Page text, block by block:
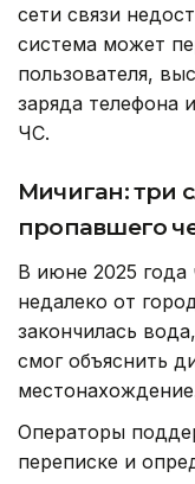
сети связи
система может
пользователя,
заряда телефона
ЧС.
Мичиган: три
пропавшего
В июне 2025 года
недалеко от
закончилась
смог объяснить
Операторы
переписке и